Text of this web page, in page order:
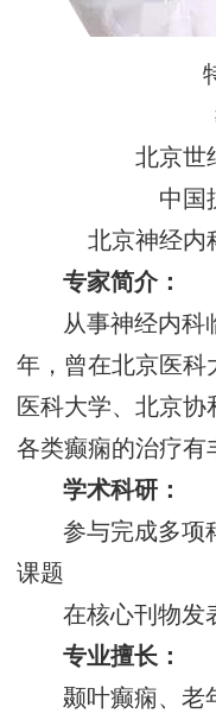
北京世
中国
北京神经内
专家简介：
从事神经内科
年，曾在北京医科
医科大学、北京
各类癫痫的治疗有
学术科研：
参与完成多项
课题
在核心刊物发
专业擅长：
颞叶癫痫、老